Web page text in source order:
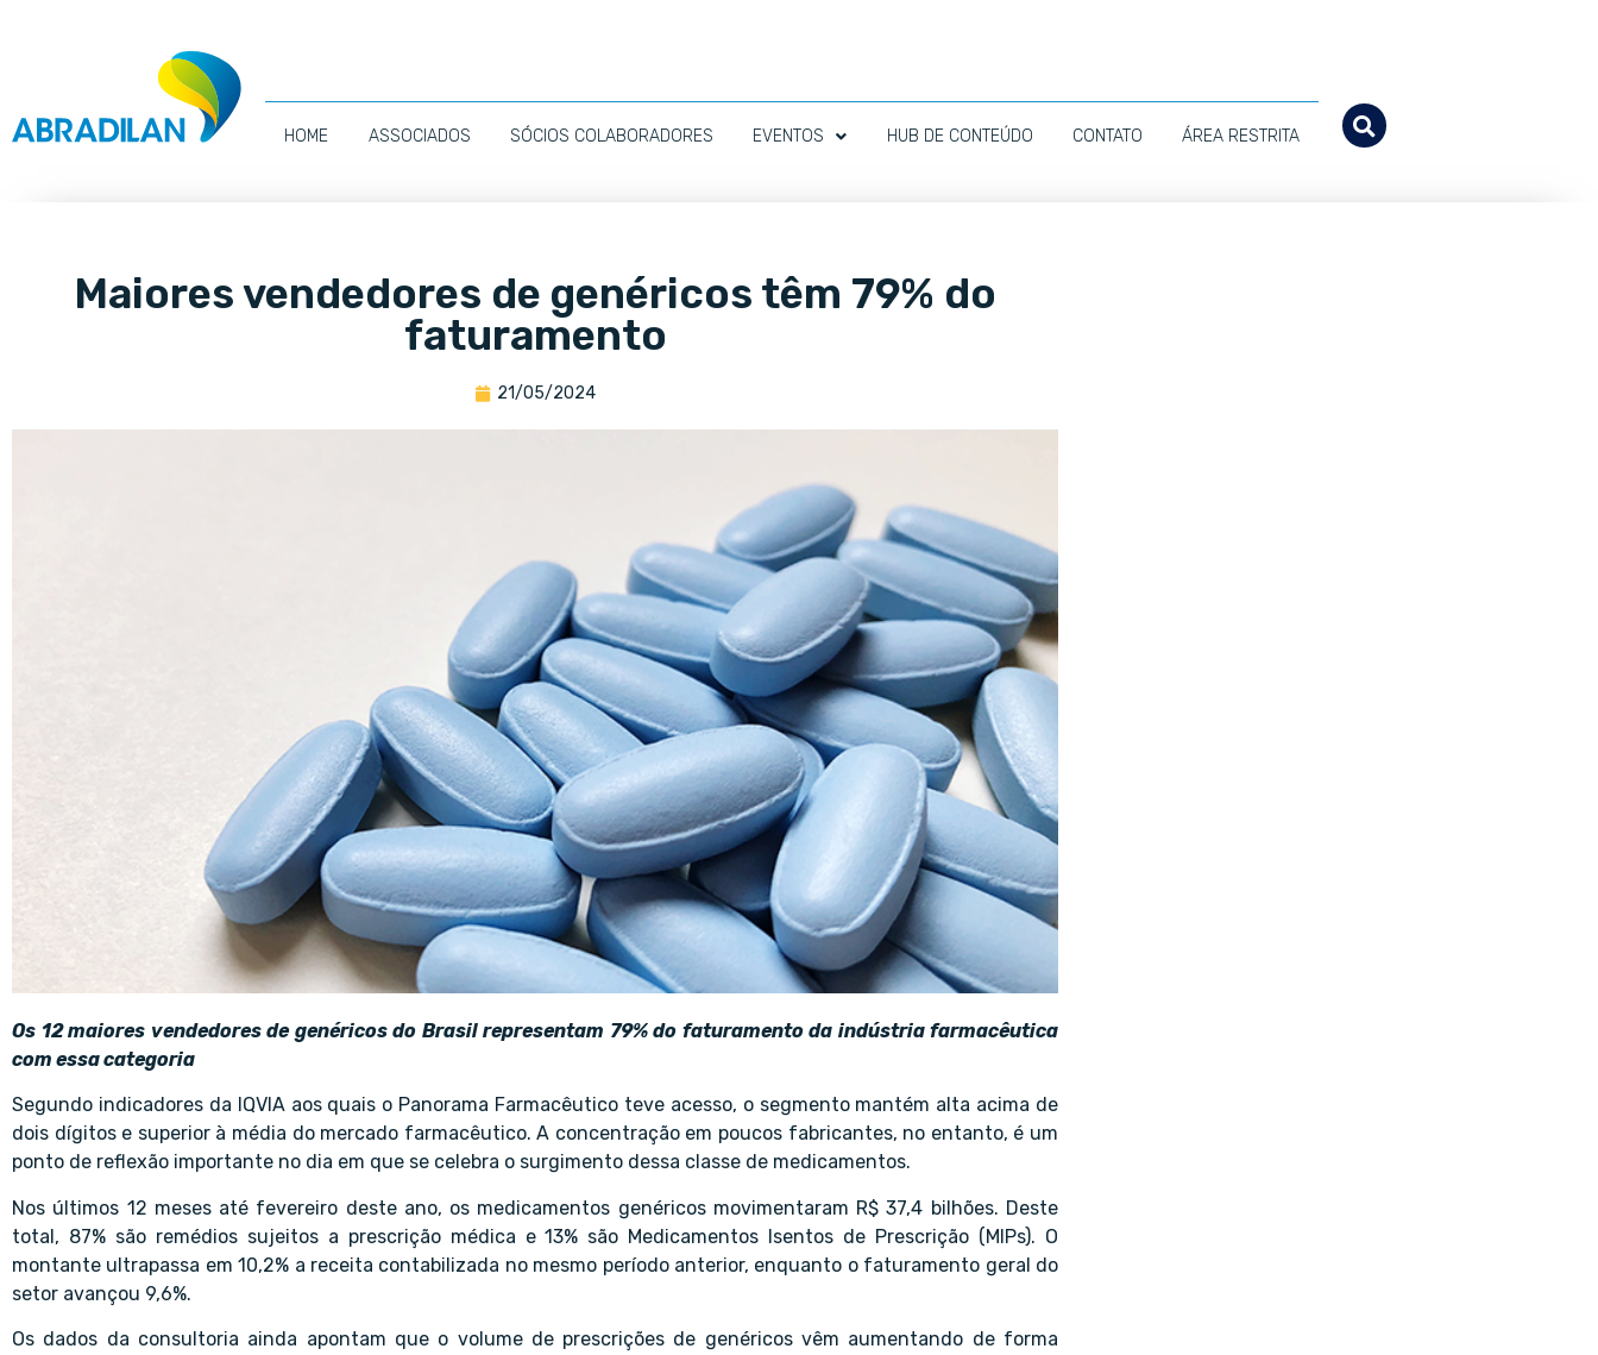
HOME ASSOCIADOS SÓCIOS COLABORADORES EVENTOS HUB DE CONTEÚDO CONTATO ÁREA RESTRITA
Maiores vendedores de genéricos têm 79% do
faturamento
21/05/2024
Os 12 maiores vendedores de genéricos do Brasil representam 79% do faturamento da indústria farmacêutica
com essa categoria
Segundo indicadores da IQVIA aos quais o Panorama Farmacêutico teve acesso, o segmento mantém alta acima de
dois dígitos e superior à média do mercado farmacêutico. A concentração em poucos fabricantes, no entanto, é um
ponto de reflexão importante no dia em que se celebra o surgimento dessa classe de medicamentos.
Nos últimos 12 meses até fevereiro deste ano, os medicamentos genéricos movimentaram R$ 37,4 bilhões. Deste
total, 87% são remédios sujeitos a prescrição médica e 13% são Medicamentos Isentos de Prescrição (MIPs). O
montante ultrapassa em 10,2% a receita contabilizada no mesmo período anterior, enquanto o faturamento geral do
setor avançou 9,6%.
Os dados da consultoria ainda apontam que o volume de prescrições de genéricos vêm aumentando de forma